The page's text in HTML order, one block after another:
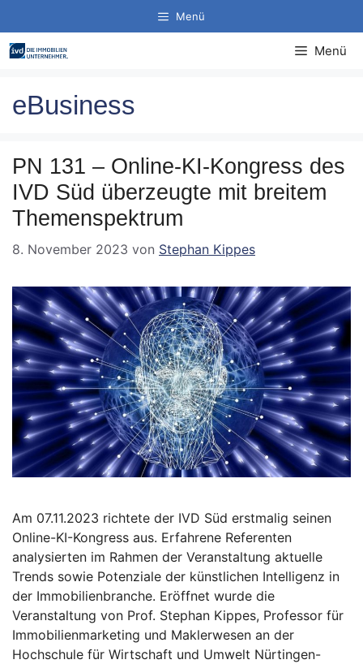
Inhalt
springen
Menü
Menü
eBusiness
PN 131 – Online-KI-Kongress des
IVD Süd überzeugte mit breitem
Themenspektrum
8. November 2023 von Stephan Kippes
Am 07.11.2023 richtete der IVD Süd erstmalig seinen
Online-KI-Kongress aus. Erfahrene Referenten
analysierten im Rahmen der Veranstaltung aktuelle
Trends sowie Potenziale der künstlichen Intelligenz in
der Immobilienbranche. Eröffnet wurde die
Veranstaltung von Prof. Stephan Kippes, Professor für
Immobilienmarketing und Maklerwesen an der
Hochschule für Wirtschaft und Umwelt Nürtingen-